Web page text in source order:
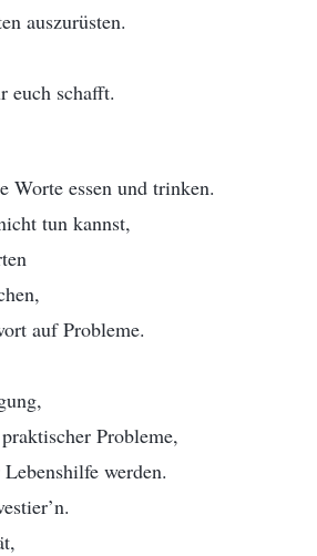
auszurüsten.
euch schafft.
Worte essen und trinken.
tun kannst,
auf Probleme.
Probleme,
werden.